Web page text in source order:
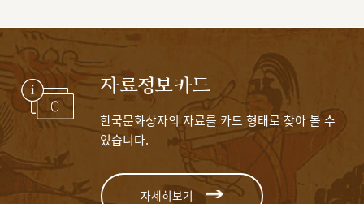
자료정보카드
한국문화상자의 자료를 카드 형태로 찾아 볼 수
있습니다.
자세히보기